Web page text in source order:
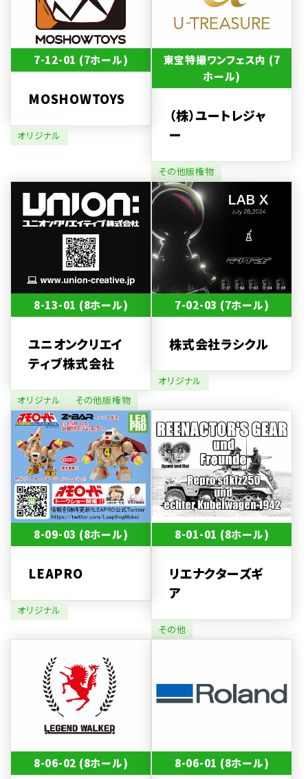
7-12-01 (7ホール)
MOSHOWTOYS
オリジナル
東宝特撮ワンフェス内 (7
ホール)
（株）ユートレジャ
ー
その他版権物
8-13-01 (8ホール)
ユニオンクリエイ
ティブ株式会社
オリジナル その他版権物
7-02-03 (7ホール)
株式会社ラシクル
オリジナル
8-09-03 (8ホール)
LEAPRO
オリジナル
8-01-01 (8ホール)
リエナクターズギ
ア
その他
8-06-02 (8ホール) 8-06-01 (8ホール)